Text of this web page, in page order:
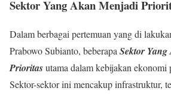
Sektor Yang Akan Menjadi
Dalam berbagai pertemuan yang di
Prabowo Subianto, beberapaSektor
Prioritasutama dalam kebijakan ekonomi
Sektor-sektor ini mencakup infrastruktur,